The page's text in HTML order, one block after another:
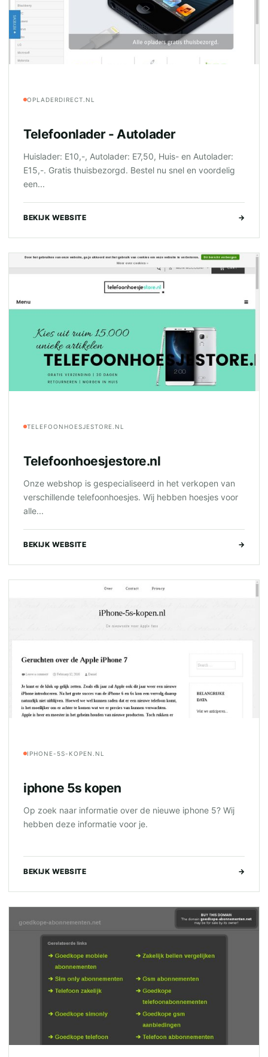
OPLADERDIRECT.NL
Telefoonlader - Autolader
Huislader: E10,-, Autolader: E7,50, Huis- en Autolader:
E15,-. Gratis thuisbezorgd. Bestel nu snel en voordelig
een...
BEKIJK WEBSITE →
TELEFOONHOESJESTORE.NL
Telefoonhoesjestore.nl
Onze webshop is gespecialiseerd in het verkopen van
verschillende telefoonhoesjes. Wij hebben hoesjes voor
alle...
BEKIJK WEBSITE →
IPHONE-5S-KOPEN.NL
iphone 5s kopen
Op zoek naar informatie over de nieuwe iphone 5? Wij
hebben deze informatie voor je.
BEKIJK WEBSITE →